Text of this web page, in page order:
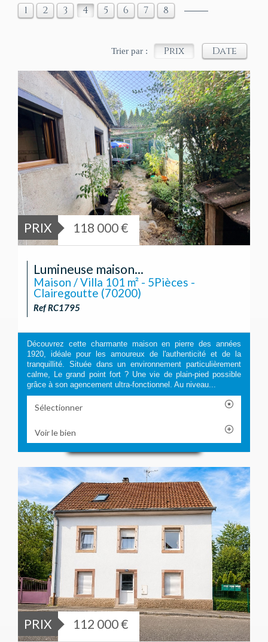
1 2 3 4 5 6 7 8
Trier par : Prix Date
PRIX 118 000 €
Lumineuse maison...
Maison / Villa 101 m² - 5Pièces -
Clairegoutte (70200)
Ref RC1795
Découvrez cette charmante maison en pierre des années
1920, idéale pour les amoureux de l'authenticité et de la
tranquillité. Située dans un environnement particulièrement
calme, Le grand point fort ? Une vie de plain-pied possible
grâce à son agencement ultra-fonctionnel. Au niveau...
Sélectionner
Voir le bien
PRIX 112 000 €